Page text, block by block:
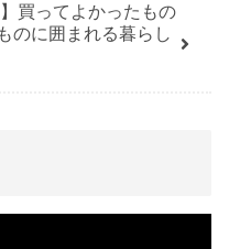
】買ってよかったもの
のに囲まれる暮らし